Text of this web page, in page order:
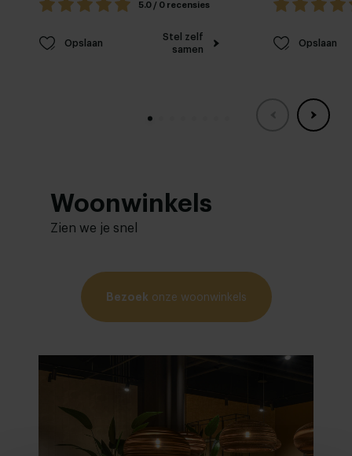
5.0 / 0 recensies
Opslaan
Stel zelf
samen
Opslaan
Woonwinkels
Zien we je snel
Bezoek onze woonwinkels